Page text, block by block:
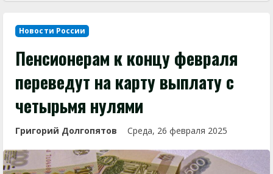
Новости России
Пенсионерам к концу февраля
переведут на карту выплату с
четырьмя нулями
Григорий Долгопятов Среда, 26 февраля 2025